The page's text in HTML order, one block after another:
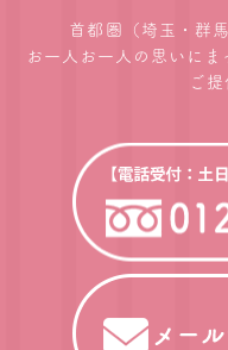
首都圏（埼玉・群
お一人お一人の思いに
ご提